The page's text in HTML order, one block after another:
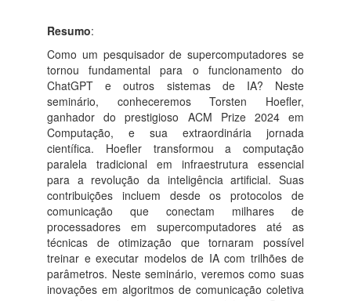
Resumo:
Como um pesquisador de supercomputadores se
tornou fundamental para o funcionamento do
ChatGPT e outros sistemas de IA? Neste
seminário, conheceremos Torsten Hoefler,
ganhador do prestigioso ACM Prize 2024 em
Computação, e sua extraordinária jornada
científica. Hoefler transformou a computação
paralela tradicional em infraestrutura essencial
para a revolução da inteligência artificial. Suas
contribuições incluem desde os protocolos de
comunicação que conectam milhares de
processadores em supercomputadores até as
técnicas de otimização que tornaram possível
treinar e executar modelos de IA com trilhões de
parâmetros. Neste seminário, veremos como suas
inovações em algoritmos de comunicação coletiva